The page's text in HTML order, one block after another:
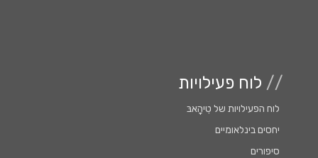
// לוח פעילויות
לוח הפעילויות של טִִיהָָאבּ
יחסים בינלאומיים
סיפורים